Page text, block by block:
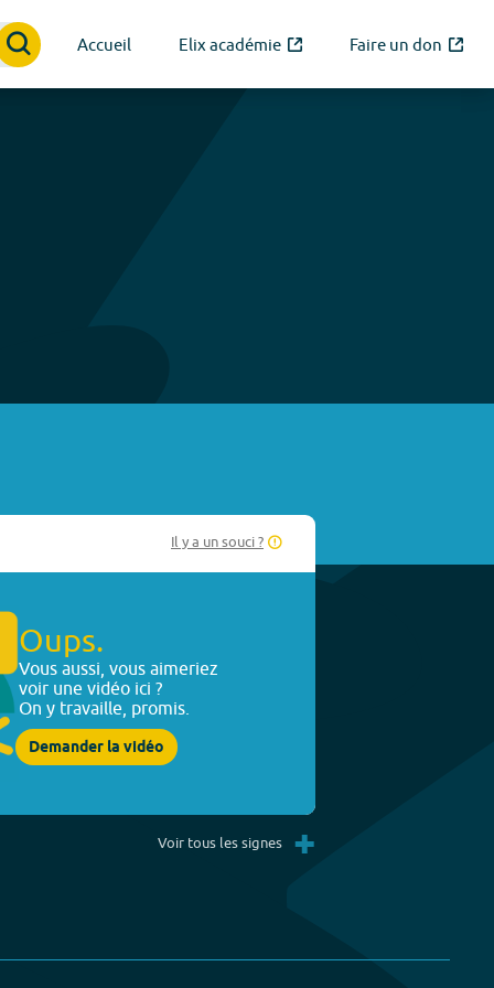
Accueil Elix académie Faire un don
Il y a un souci ?
Oups.
Vous aussi, vous aimeriez
voir une vidéo ici ?
On y travaille, promis.
Demander la vidéo
Voir tous les signes +